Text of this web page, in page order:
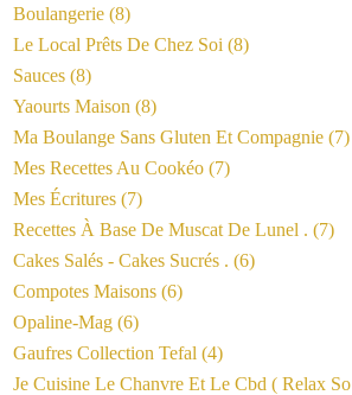
Boulangerie (8)
Le Local Prêts De Chez Soi (8)
Sauces (8)
Yaourts Maison (8)
Ma Boulange Sans Gluten Et Compagnie (7)
Mes Recettes Au Cookéo (7)
Mes Écritures (7)
Recettes À Base De Muscat De Lunel . (7)
Cakes Salés - Cakes Sucrés . (6)
Compotes Maisons (6)
Opaline-Mag (6)
Gaufres Collection Tefal (4)
Je Cuisine Le Chanvre Et Le Cbd ( Relax So